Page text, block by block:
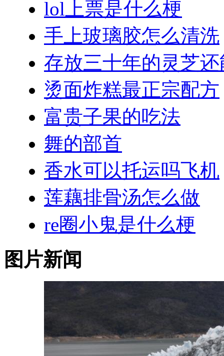
lol上票是什么梗
手上玻璃胶怎么清洗
存放三十年的灵芝
烫面炸糕最正宗配方
富贵子果的吃法
舞的部首
香水可以托运吗飞机
莲藕排骨汤怎么做
re圈小鬼是什么梗
图片新闻